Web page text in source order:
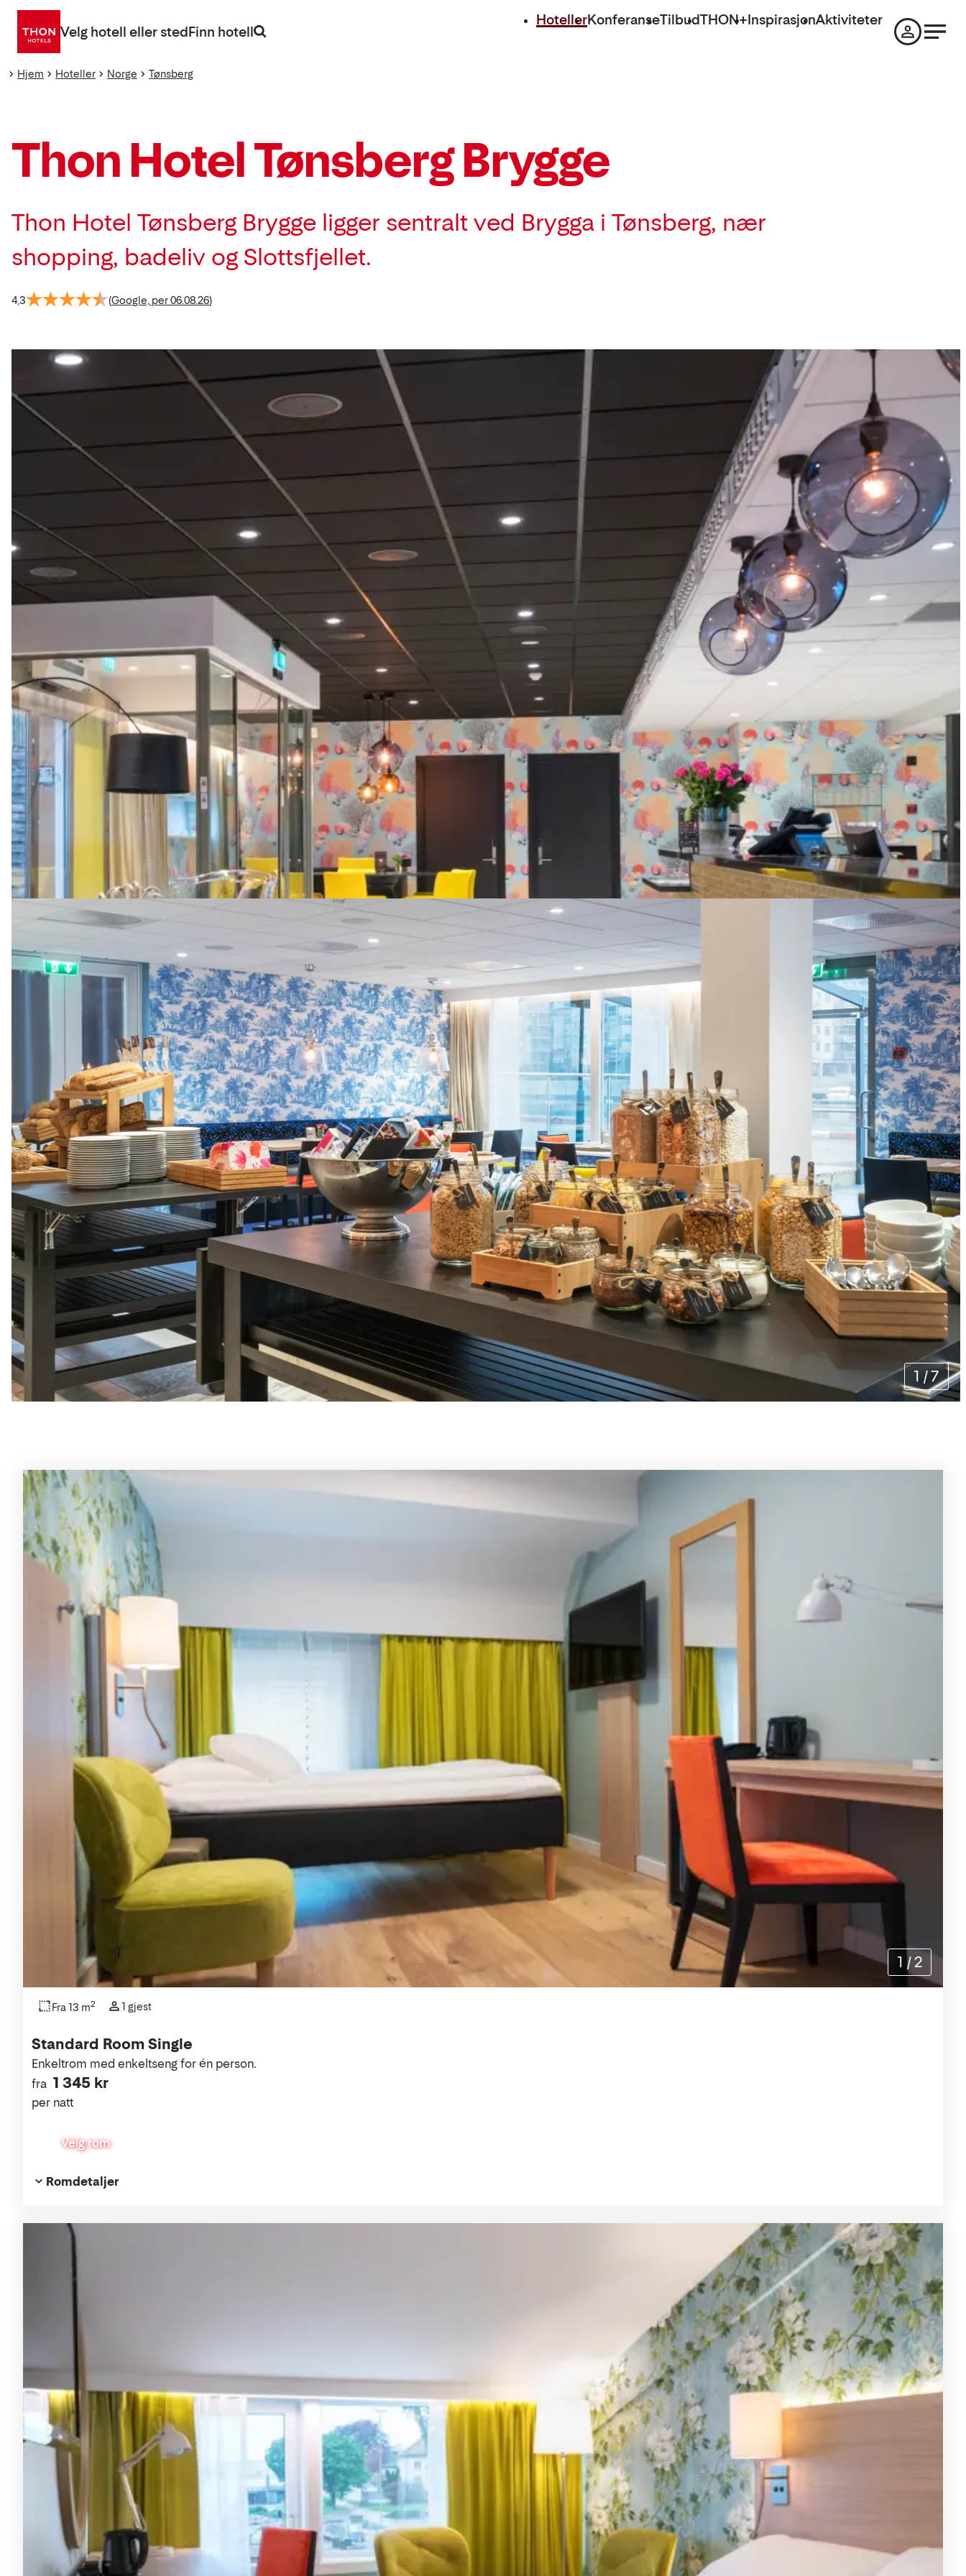
Gå
direkte
Velg hotell eller stedFinn hotell
HotellerKonferanseTilbudTHON+ InspirasjonAktiviteter
Hjem Hoteller Norge Tønsberg
Thon Hotel Tønsberg Brygge
Thon Hotel Tønsberg Brygge ligger sentralt ved Brygga i Tønsberg, nær
shopping, badeliv og Slottsfjellet.
4,3 (Google, per 06.08.26)
1 /7
Rommene
Standard Room Single
fra 1 345 kr
per natt
Enkeltrom med enkeltseng for én person.
Velg rom
Fra 13 m2 1 gjest
Romdetaljer
1 /2